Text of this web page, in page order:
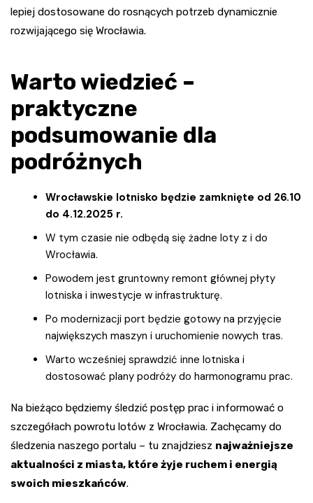
lepiej dostosowane do rosnących potrzeb dynamicznie
rozwijającego się Wrocławia.
Warto wiedzieć –
praktyczne
podsumowanie dla
podróżnych
Wrocławskie lotnisko będzie zamknięte od 26.10
do 4.12.2025 r.
W tym czasie nie odbędą się żadne loty z i do
Wrocławia.
Powodem jest gruntowny remont głównej płyty
lotniska i inwestycje w infrastrukturę.
Po modernizacji port będzie gotowy na przyjęcie
największych maszyn i uruchomienie nowych tras.
Warto wcześniej sprawdzić inne lotniska i
dostosować plany podróży do harmonogramu prac.
Na bieżąco będziemy śledzić postęp prac i informować o
szczegółach powrotu lotów z Wrocławia. Zachęcamy do
śledzenia naszego portalu – tu znajdziesz najważniejsze
aktualności z miasta, które żyje ruchem i energią
swoich mieszkańców.